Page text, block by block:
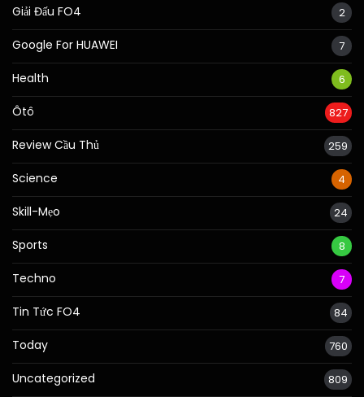
Giải Đấu FO4 2
Google For HUAWEI 7
Health 6
Ôtô 827
Review Cầu Thủ 259
Science 4
Skill-Mẹo 24
Sports 8
Techno 7
Tin Tức FO4 84
Today 760
Uncategorized 809